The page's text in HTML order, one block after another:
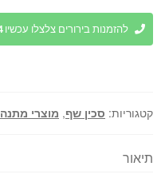
סכין
שף
20
חריצים
להזמנות בירורים צלצלו עכשיו 09-7897944
קטגוריות: סכין שף, מוצרי מתנה
תיאור